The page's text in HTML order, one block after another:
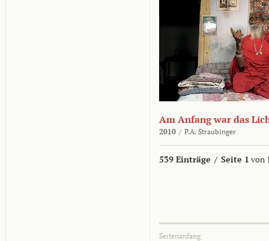
Am Anfang war das
2010 / P.A. Straubinger
539 Einträge / Seite 1 von
Seitenanfang